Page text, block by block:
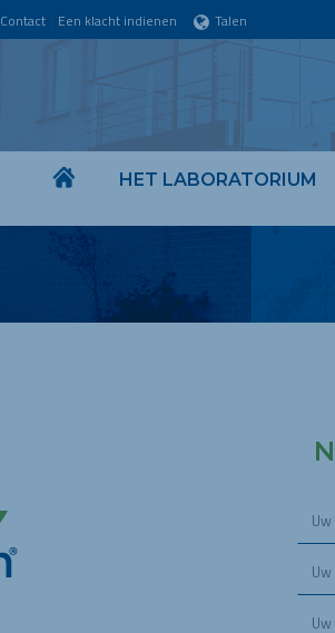
Contact Een klacht indienen Talen
HET LABORATORIUM